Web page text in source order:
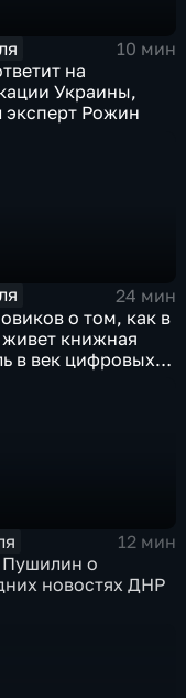
10 мин
на
Украины,
эксперт Рожин
24 мин
о том, как в
книжная
в век цифровых
12 мин
о
новостях ДНР